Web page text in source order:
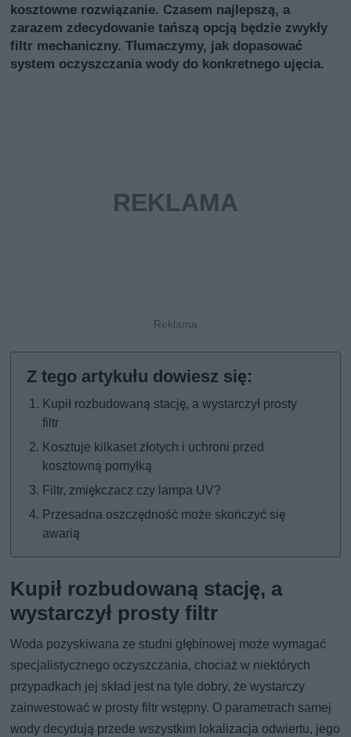
kosztowne rozwiązanie. Czasem najlepszą, a
zarazem zdecydowanie tańszą opcją będzie zwykły
filtr mechaniczny. Tłumaczymy, jak dopasować
system oczyszczania wody do konkretnego ujęcia.
Kupił rozbudowaną stację, a wystarczył prosty
filtr
Kosztuje kilkaset złotych i uchroni przed
kosztowną pomyłką
Filtr, zmiękczacz czy lampa UV?
Przesadna oszczędność może skończyć się
awarią
Kupił rozbudowaną stację, a
wystarczył prosty filtr
Woda pozyskiwana ze studni głębinowej może wymagać
specjalistycznego oczyszczania, chociaż w niektórych
przypadkach jej skład jest na tyle dobry, że wystarczy
zainwestować w prosty filtr wstępny. O parametrach samej
wody decydują przede wszystkim lokalizacja odwiertu, jego